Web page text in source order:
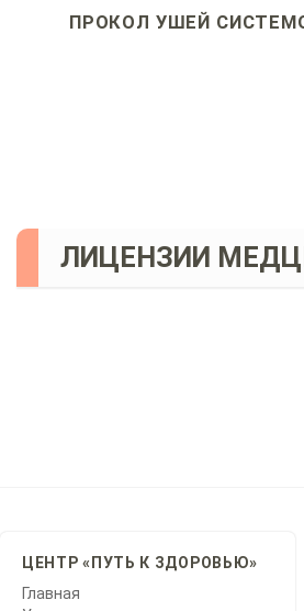
ПРОКОЛ УШЕЙ
ЛИЦЕНЗИИ
ЦЕНТР «ПУТЬ К ЗДОРОВЬЮ»
Главная